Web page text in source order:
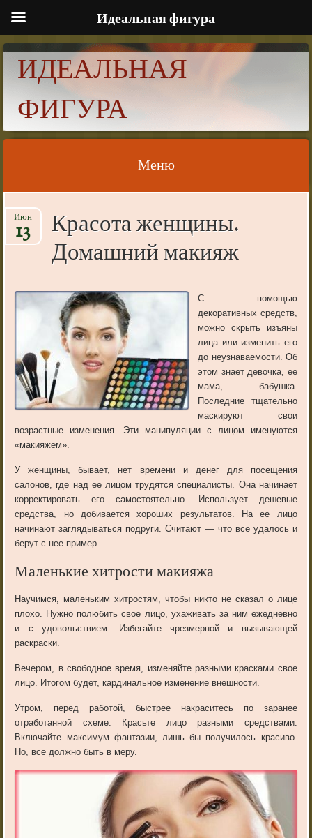
ИДЕАЛЬНАЯ
ФИГУРА
Меню
Skip to content
Красота женщины.
Домашний макияж
Июн
13
С помощью
декоративных средств,
можно скрыть изъяны
лица или изменить его
до неузнаваемости. Об
этом знает девочка, ее
мама, бабушка.
Последние тщательно
маскируют свои
возрастные изменения. Эти манипуляции с лицом именуются
«макияжем».
У женщины, бывает, нет времени и денег для посещения
салонов, где над ее лицом трудятся специалисты. Она начинает
корректировать его самостоятельно. Использует дешевые
средства, но добивается хороших результатов. На ее лицо
начинают заглядываться подруги. Считают — что все удалось и
берут с нее пример.
Маленькие хитрости макияжа
Научимся, маленьким хитростям, чтобы никто не сказал о лице
плохо. Нужно полюбить свое лицо, ухаживать за ним ежедневно
и с удовольствием. Избегайте чрезмерной и вызывающей
раскраски.
Вечером, в свободное время, изменяйте разными красками свое
лицо. Итогом будет, кардинальное изменение внешности.
Утром, перед работой, быстрее накраситесь по заранее
отработанной схеме. Красьте лицо разными средствами.
Включайте максимум фантазии, лишь бы получилось красиво.
Но, все должно быть в меру.
Идеальная фигура